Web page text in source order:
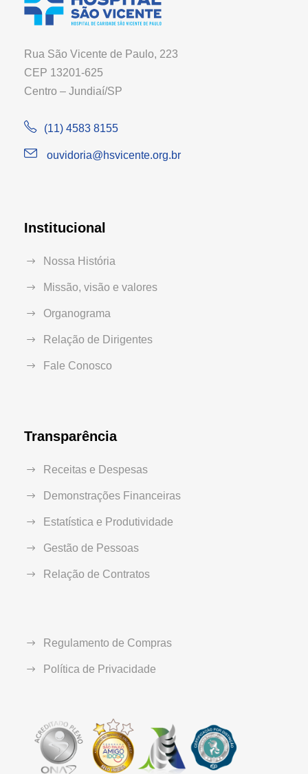
Rua São Vicente de Paulo, 223
CEP 13201-625
Centro – Jundiaí/SP
(11) 4583 8155
ouvidoria@hsvicente.org.br
Institucional
Nossa História
Missão, visão e valores
Organograma
Relação de Dirigentes
Fale Conosco
Transparência
Receitas e Despesas
Demonstrações Financeiras
Estatística e Produtividade
Gestão de Pessoas
Relação de Contratos
Regulamento de Compras
Política de Privacidade